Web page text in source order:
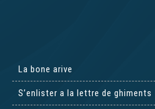
La bone arive
S’enlister a la lettre de ghiments